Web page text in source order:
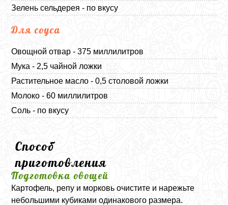
Зелень сельдерея - по вкусу
Для соуса
Овощной отвар - 375 миллилитров
Мука - 2,5 чайной ложки
Растительное масло - 0,5 столовой ложки
Молоко - 60 миллилитров
Соль - по вкусу
Способ
приготовления
Подготовка овощей
Картофель, репу и морковь очистите и нарежьте
небольшими кубиками одинакового размера.